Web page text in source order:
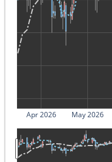
Apr 2026 May 2026